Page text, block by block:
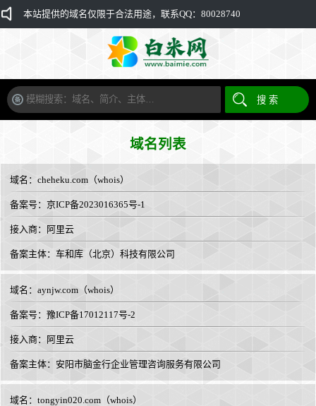
本站提供的域名仅限于合法用途，联系QQ：80028740
域名列表
域名： cheheku.com （whois）
备案号：京ICP备2023016365号-1
接入商： 阿里云
备案主体：车和库（北京）科技有限公司
域名： aynjw.com （whois）
备案号：豫ICP备17012117号-2
接入商： 阿里云
备案主体：安阳市脑金行企业管理咨询服务有限公司
域名： tongyin020.com （whois）